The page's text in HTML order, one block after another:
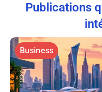
Publications
Business